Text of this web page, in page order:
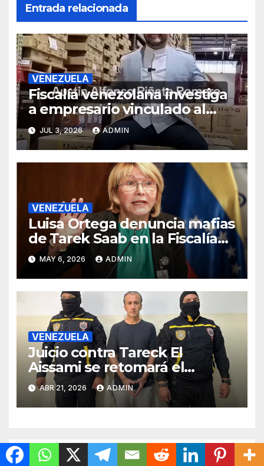
Entrada relacionada
VENEZUELA
Fiscalía venezolana investiga
a empresario vinculado al
Grupo Hammer, según
reportes
JUL 3, 2026 ADMIN
VENEZUELA
Luisa Ortega denuncia mafias
de Tarek Saab en la Fiscalía
de Venezuela
MAY 6, 2026 ADMIN
VENEZUELA
Juicio contra Tareck El
Aissami se retomará el
miércoles tras ser suspendido
en la madrugada de este
martes
ABR 21, 2026 ADMIN
Deja una respuesta